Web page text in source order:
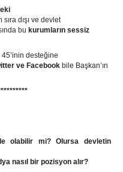
dışı ve devlet
bu kurumların sessiz
desteğine
ve Facebook bile Başkan’ın
olabilir mi? Olursa devletin
nasıl bir pozisyon alır?